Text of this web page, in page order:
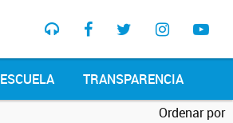
ESCUELA TRANSPARENCIA
Ordenar por